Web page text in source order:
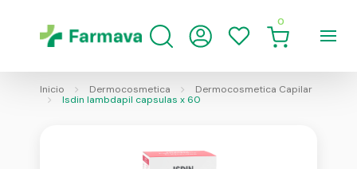
0
Inicio Dermocosmetica
Dermocosmetica Capilar
Isdin lambdapil capsulas x 60